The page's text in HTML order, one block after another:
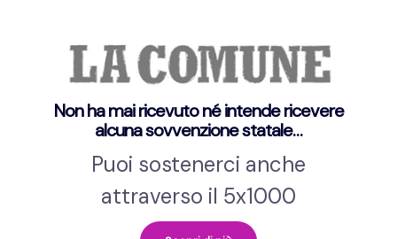
Non ha mai ricevuto né intende ricevere
alcuna sovvenzione statale…
Puoi sostenerci anche
attraverso il 5x1000